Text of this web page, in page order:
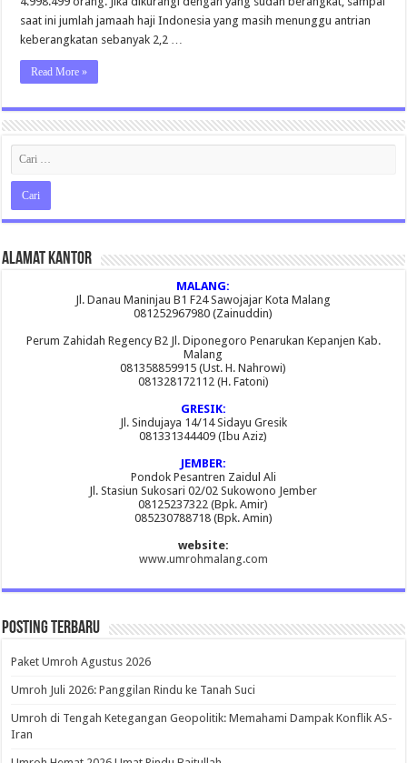
saat ini jumlah jamaah haji Indonesia yang masih menunggu antrian
keberangkatan sebanyak 2,2 …
Read More »
Alamat Kantor
MALANG:
Jl. Danau Maninjau B1 F24 Sawojajar Kota Malang
081252967980 (Zainuddin)
Perum Zahidah Regency B2 Jl. Diponegoro Penarukan Kepanjen Kab.
Malang
081358859915 (Ust. H. Nahrowi)
081328172112 (H. Fatoni)
GRESIK:
Jl. Sindujaya 14/14 Sidayu Gresik
081331344409 (Ibu Aziz)
JEMBER:
Pondok Pesantren Zaidul Ali
Jl. Stasiun Sukosari 02/02 Sukowono Jember
08125237322 (Bpk. Amir)
085230788718 (Bpk. Amin)
website:
www.umrohmalang.com
Posting Terbaru
Paket Umroh Agustus 2026
Umroh Juli 2026: Panggilan Rindu ke Tanah Suci
Umroh di Tengah Ketegangan Geopolitik: Memahami Dampak Konflik AS-
Iran